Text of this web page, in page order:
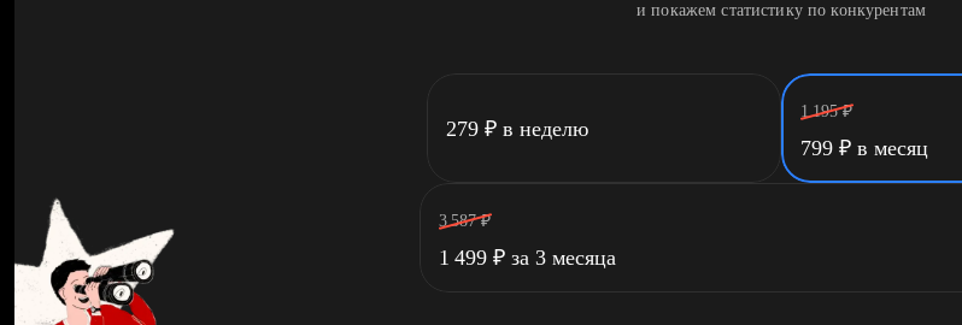
и покажем статистику по конкурентам
279 ₽ в неделю
1 195 ₽
799 ₽ в месяц
3 587 ₽
1 499 ₽ за 3 месяца